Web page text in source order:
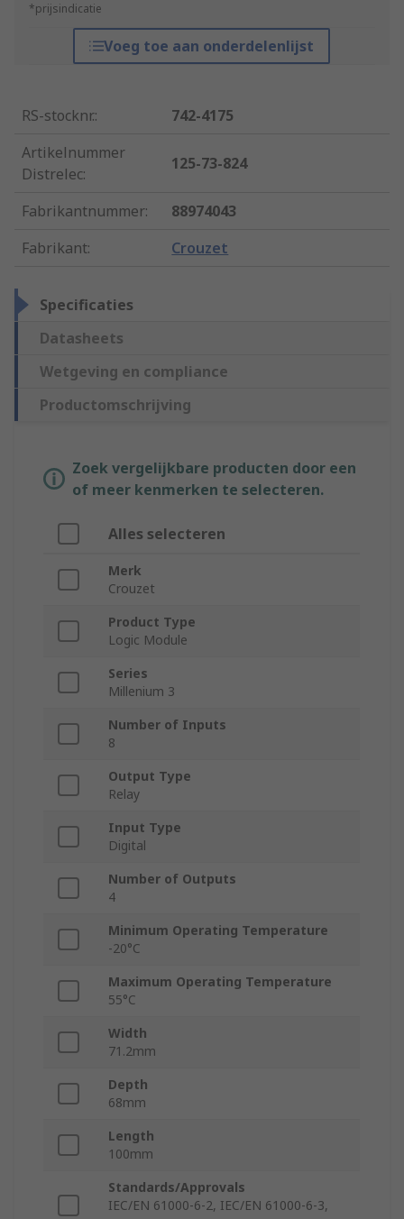
*prijsindicatie
Voeg toe aan onderdelenlijst
RS-stocknr.:
742-4175
Artikelnummer
Distrelec:
125-73-824
Fabrikantnummer:
88974043
Fabrikant: Crouzet
Specificaties
Datasheets
Wetgeving en compliance
Productomschrijving
Zoek vergelijkbare producten door een
of meer kenmerken te selecteren.
Alles selecteren
Merk
Crouzet
Product Type
Logic Module
Series
Millenium 3
Number of Inputs
8
Output Type
Relay
Input Type
Digital
Number of Outputs
4
Minimum Operating Temperature
-20°C
Maximum Operating Temperature
55°C
Width
71.2mm
Depth
68mm
Length
100mm
Standards/Approvals
IEC/EN 61000-6-2, IEC/EN 61000-6-3,